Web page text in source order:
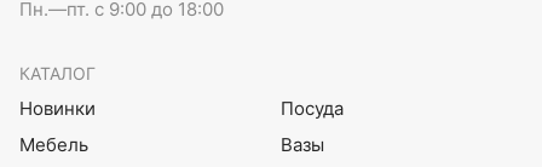
Пн.—пт. с 9:00 до 18:00
КАТАЛОГ
Новинки
Мебель
Посуда
Вазы